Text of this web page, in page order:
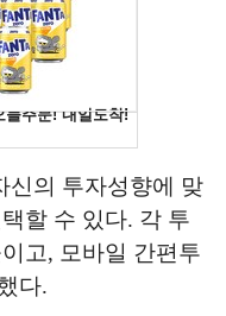
신의 투자성향에 맞
할 수 있다. 각 투
고, 모바일 간편투
다.